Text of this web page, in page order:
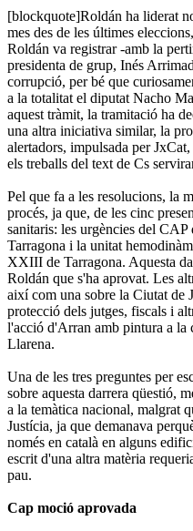
[blockquote]Roldán ha liderat
mes des de les últimes
Roldán va registrar -amb la
presidenta de grup, Inés
corrupció, per bé que
a la totalitat el diputat Nacho
aquest tràmit, la tramitació ha
una altra iniciativa similar, la
alertadors, impulsada per
els treballs del text de Cs
Pel que fa a les resolucions, la
procés, ja que, de les cinc
sanitaris: les urgències del CAP
Tarragona i la unitat
XXIII de Tarragona. Aquesta
Roldán que s'ha aprovat. Les
així com una sobre la Ciutat de
protecció dels jutges, fiscals i
l'acció d'Arran amb pintura a la
Llarena.
Una de les tres preguntes per
sobre aquesta darrera qüestió,
a la temàtica nacional, malgrat
Justícia, ja que demanava
només en català en alguns
escrit d'una altra matèria
pau.
Cap moció aprovada